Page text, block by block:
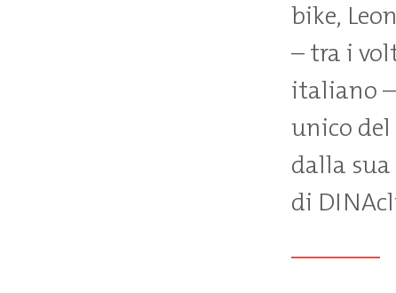
bike,
– tra i
italiano
unico del
dalla
di